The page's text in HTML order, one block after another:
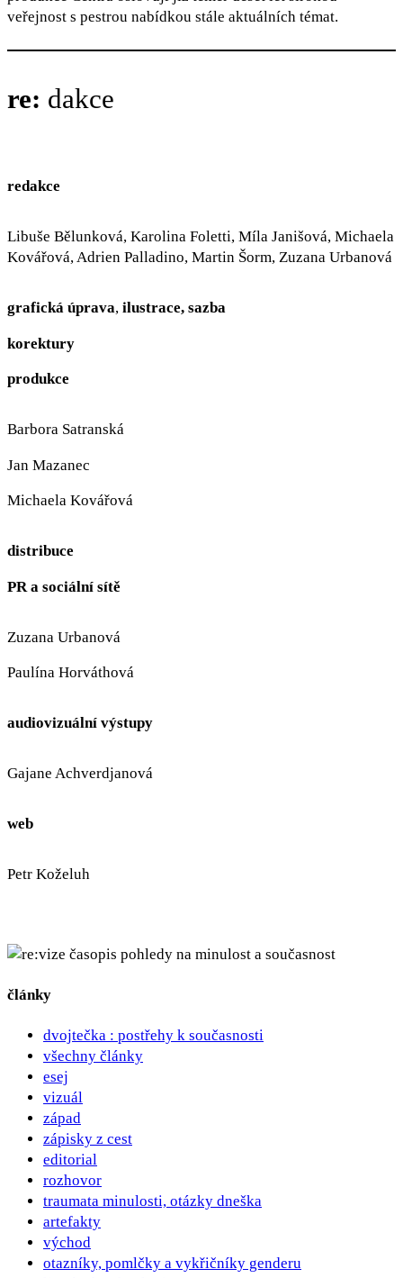
veřejnost s pestrou nabídkou stále aktuálních témat.
re: dakce
redakce
Libuše Bělunková, Karolina Foletti, Míla Janišová, Michaela
Kovářová, Adrien Palladino, Martin Šorm, Zuzana Urbanová
grafická úprava, ilustrace, sazba
korektury
produkce
Barbora Satranská
Jan Mazanec
Michaela Kovářová
distribuce
PR a sociální sítě
Zuzana Urbanová
Paulína Horváthová
audiovizuální výstupy
Gajane Achverdjanová
web
Petr Koželuh
pohledy na minulost a současnost
články
dvojtečka : postřehy k současnosti
všechny články
esej
vizuál
západ
zápisky z cest
editorial
rozhovor
traumata minulosti, otázky dneška
artefakty
východ
otazníky, pomlčky a vykřičníky genderu